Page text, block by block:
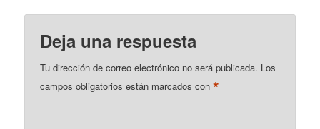
Deja una respuesta
Tu dirección de correo electrónico no será publicada. Los
campos obligatorios están marcados con*